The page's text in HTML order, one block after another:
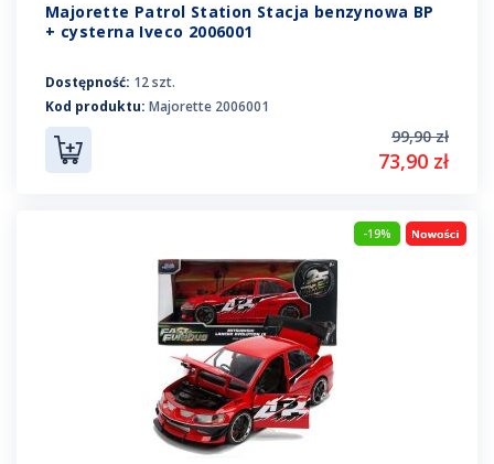
Majorette Patrol Station Stacja benzynowa BP
+ cysterna Iveco 2006001
Dostępność: 12 szt.
Kod produktu: Majorette 2006001
99,90 zł
73,90 zł
-19%